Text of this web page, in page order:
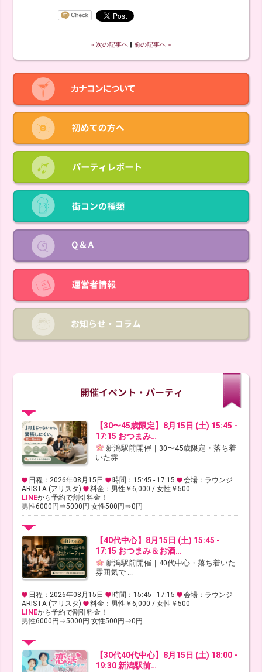
« 次の記事へ ‖ 前の記事へ »
【30〜45歳限定】8月15日 (土) 15:45 -
17:15 おつまみ…
新潟駅前開催｜30〜45歳限定・落ち着
いた雰 ...
日程：2026年08月15日 時間：15:45 - 17:15
会場：ラウンジ
ARISTA (アリスタ)
料金：男性￥6,000 / 女性￥500
LINEから予約で割引料金！
男性6000円⇒5000円 女性500円⇒0円
【40代中心】8月15日 (土) 15:45 -
17:15 おつまみ＆お酒…
新潟駅前開催｜40代中心・落ち着いた
雰囲気で ...
日程：2026年08月15日 時間：15:45 - 17:15
会場：ラウンジ
ARISTA (アリスタ)
料金：男性￥6,000 / 女性￥500
LINEから予約で割引料金！
男性6000円⇒5000円 女性500円⇒0円
【30代40代中心】8月15日 (土) 18:00 -
19:30 新潟駅前…